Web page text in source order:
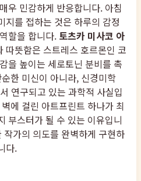
우 민감하게 반응합니다. 아침
지를 접하는 것은 하루의 감정
할을 합니다. 토츠카 미사코 아
따뜻함은 스트레스 호르몬인 코
을 높이는 세로토닌 분비를 촉
한 미신이 아니라, 신경미학
연구되고 있는 과학적 사실입
에 걸린 아트프린트 하나가 최
부스터가 될 수 있는 이유입니
작가의 의도를 완벽하게 구현하
다.